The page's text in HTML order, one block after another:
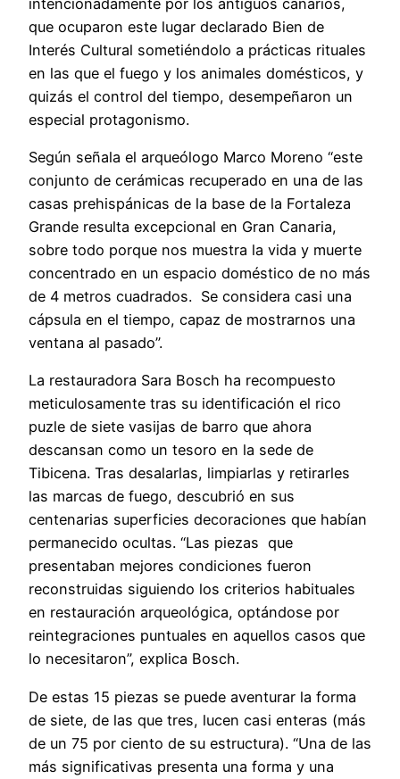
que ocuparon este lugar declarado Bien de
Interés Cultural sometiéndolo a prácticas rituales
en las que el fuego y los animales domésticos, y
quizás el control del tiempo, desempeñaron un
especial protagonismo.
Según señala el arqueólogo Marco Moreno “este
conjunto de cerámicas recuperado en una de las
casas prehispánicas de la base de la Fortaleza
Grande resulta excepcional en Gran Canaria,
sobre todo porque nos muestra la vida y muerte
concentrado en un espacio doméstico de no más
de 4 metros cuadrados. Se considera casi una
cápsula en el tiempo, capaz de mostrarnos una
ventana al pasado”.
La restauradora Sara Bosch ha recompuesto
meticulosamente tras su identificación el rico
puzle de siete vasijas de barro que ahora
descansan como un tesoro en la sede de
Tibicena. Tras desalarlas, limpiarlas y retirarles
las marcas de fuego, descubrió en sus
centenarias superficies decoraciones que habían
permanecido ocultas. “Las piezas que
presentaban mejores condiciones fueron
reconstruidas siguiendo los criterios habituales
en restauración arqueológica, optándose por
reintegraciones puntuales en aquellos casos que
lo necesitaron”, explica Bosch.
De estas 15 piezas se puede aventurar la forma
de siete, de las que tres, lucen casi enteras (más
de un 75 por ciento de su estructura). “Una de las
más significativas presenta una forma y una